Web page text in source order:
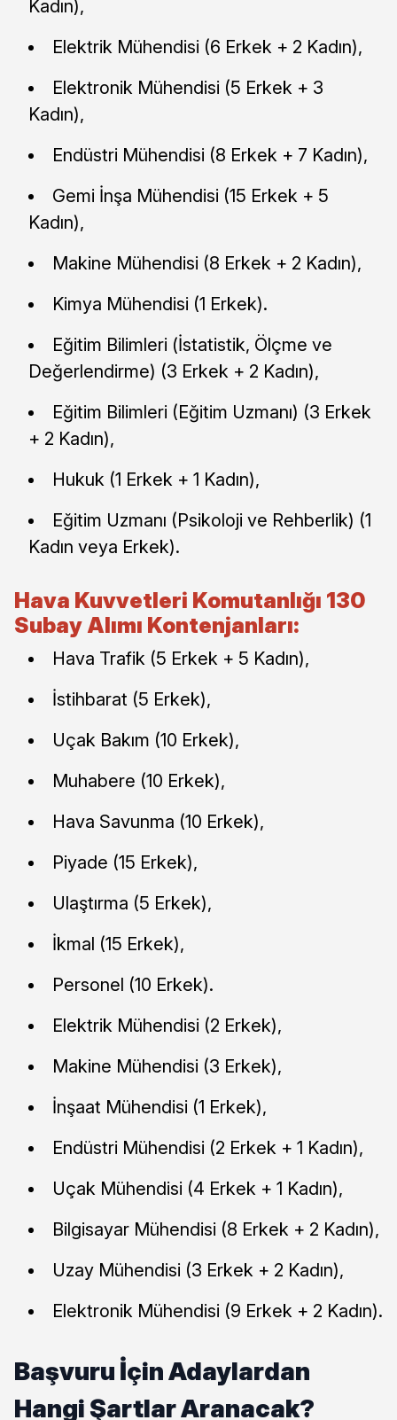
Kadın),
Elektrik Mühendisi (6 Erkek + 2 Kadın),
Elektronik Mühendisi (5 Erkek + 3
Kadın),
Endüstri Mühendisi (8 Erkek + 7 Kadın),
Gemi İnşa Mühendisi (15 Erkek + 5
Kadın),
Makine Mühendisi (8 Erkek + 2 Kadın),
Kimya Mühendisi (1 Erkek).
Eğitim Bilimleri (İstatistik, Ölçme ve
Değerlendirme) (3 Erkek + 2 Kadın),
Eğitim Bilimleri (Eğitim Uzmanı) (3 Erkek
+ 2 Kadın),
Hukuk (1 Erkek + 1 Kadın),
Eğitim Uzmanı (Psikoloji ve Rehberlik) (1
Kadın veya Erkek).
Hava Kuvvetleri Komutanlığı 130
Subay Alımı Kontenjanları:
Hava Trafik (5 Erkek + 5 Kadın),
İstihbarat (5 Erkek),
Uçak Bakım (10 Erkek),
Muhabere (10 Erkek),
Hava Savunma (10 Erkek),
Piyade (15 Erkek),
Ulaştırma (5 Erkek),
İkmal (15 Erkek),
Personel (10 Erkek).
Elektrik Mühendisi (2 Erkek),
Makine Mühendisi (3 Erkek),
İnşaat Mühendisi (1 Erkek),
Endüstri Mühendisi (2 Erkek + 1 Kadın),
Uçak Mühendisi (4 Erkek + 1 Kadın),
Bilgisayar Mühendisi (8 Erkek + 2 Kadın),
Uzay Mühendisi (3 Erkek + 2 Kadın),
Elektronik Mühendisi (9 Erkek + 2 Kadın).
Başvuru İçin Adaylardan
Hangi Şartlar Aranacak?